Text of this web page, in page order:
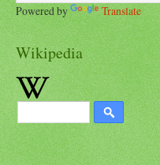
Powered by Translate
Wikipedia